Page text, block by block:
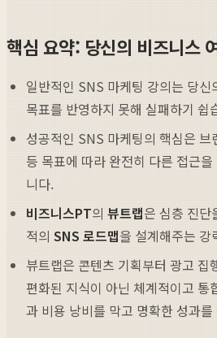
핵심 요약: 당신의 비즈니스
일반적인 SNS 마케팅 강의는 당
목표를 반영하지 못해 실패하기 쉽
성공적인 SNS 마케팅의 핵심은
등 목표에 따라 완전히 다른 접근을
니다.
비즈니스PT의 뷰트랩은 심층 진단
적의 SNS 로드맵을 설계해주는 강
뷰트랩은 콘텐츠 기획부터 광고 집
편화된 지식이 아닌 체계적이고 통
과 비용 낭비를 막고 명확한 성과